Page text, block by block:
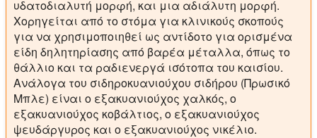
υδατοδιαλυτή μορφή, και μια αδιάλυτη μορφή.
Χορηγείται από το στόμα για κλινικούς σκοπούς
για να χρησιμοποιηθεί ως αντίδοτο για ορισμένα
είδη δηλητηρίασης από βαρέα μέταλλα, όπως το
θάλλιο και τα ραδιενεργά ισότοπα του καισίου.
Ανάλογα του σιδηροκυανιούχου σιδήρου (Πρωσικό
Μπλε) είναι ο εξακυανιούχος χαλκός, ο
εξακυανιούχος κοβάλτιος, ο εξακυανιούχος
ψευδάργυρος και ο εξακυανιούχος νικέλιο.